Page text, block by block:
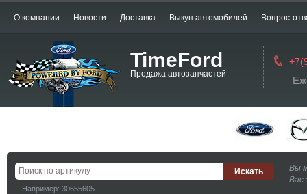
О компании Новости Доставка Выкуп автомобилей Вопрос-
TimeFord
Продажа автозапчастей
Например: 30655605
Вы
Вас